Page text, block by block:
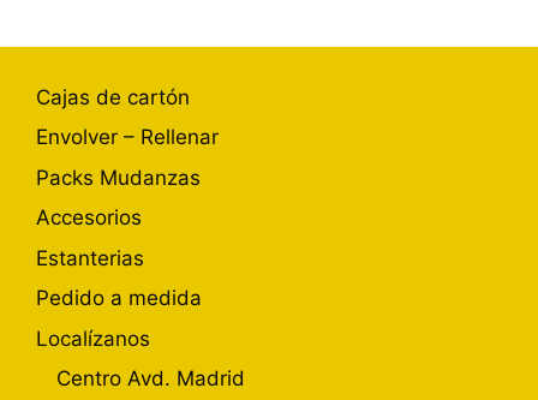
Cajas de cartón
Envolver – Rellenar
Packs Mudanzas
Accesorios
Estanterias
Pedido a medida
Localízanos
Centro Avd. Madrid